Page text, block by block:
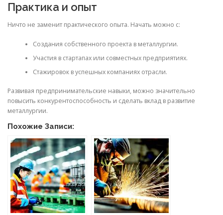
Практика и опыт
Ничто не заменит практического опыта. Начать можно с:
Создания собственного проекта в металлургии.
Участия в стартапах или совместных предприятиях.
Стажировок в успешных компаниях отрасли.
Развивая предпринимательские навыки, можно значительно
повысить конкурентоспособность и сделать вклад в развитие
металлургии.
Похожие Записи: